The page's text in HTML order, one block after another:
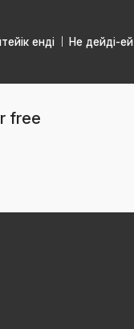
енді Не дейді-ей
free